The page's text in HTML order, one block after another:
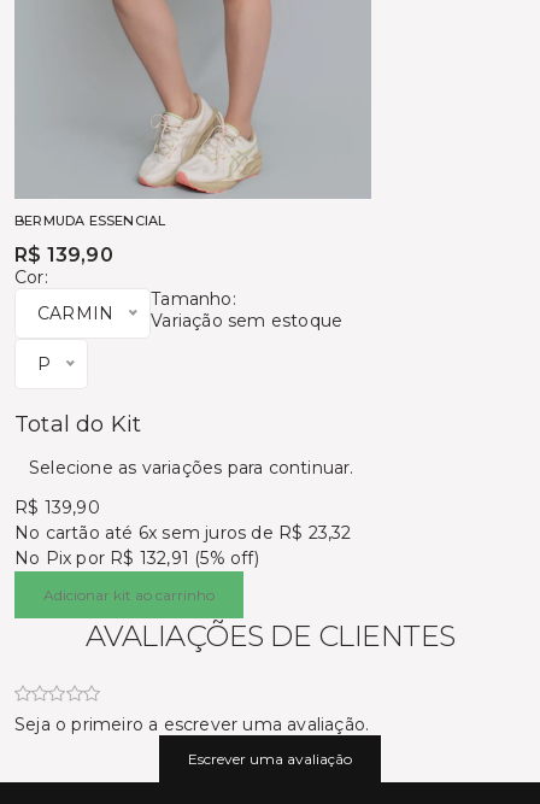
BERMUDA ESSENCIAL
R$ 139,90
Cor:
CARMIN
Tamanho:
P
Variação sem estoque
Total do Kit
Selecione as variações para continuar.
R$ 139,90
No cartão até 6x sem juros de R$ 23,32
No Pix por R$ 132,91 (5% off)
Adicionar kit ao carrinho
AVALIAÇÕES DE CLIENTES
Seja o primeiro a escrever uma avaliação.
Escrever uma avaliação